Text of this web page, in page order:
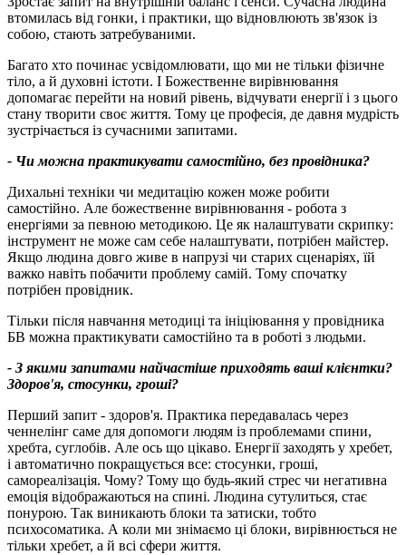
втомилась від гонки, і практики, що відновлюють зв'язок із
собою, стають затребуваними.
Багато хто починає усвідомлювати, що ми не тільки фізичне
тіло, а й духовні істоти. І Божественне вирівнювання
допомагає перейти на новий рівень, відчувати енергії і з цього
стану творити своє життя. Тому це професія, де давня мудрість
зустрічається із сучасними запитами.
- Чи можна практикувати самостійно, без провідника?
Дихальні техніки чи медитацію кожен може робити
самостійно. Але божественне вирівнювання - робота з
енергіями за певною методикою. Це як налаштувати скрипку:
інструмент не може сам себе налаштувати, потрібен майстер.
Якщо людина довго живе в напрузі чи старих сценаріях, їй
важко навіть побачити проблему самій. Тому спочатку
потрібен провідник.
Тільки після навчання методиці та ініціювання у провідника
БВ можна практикувати самостійно та в роботі з людьми.
- З якими запитами найчастіше приходять ваші клієнтки?
Здоров'я, стосунки, гроші?
Перший запит - здоров'я. Практика передавалась через
ченнелінг саме для допомоги людям із проблемами спини,
хребта, суглобів. Але ось що цікаво. Енергії заходять у хребет,
і автоматично покращується все: стосунки, гроші,
самореалізація. Чому? Тому що будь-який стрес чи негативна
емоція відображаються на спині. Людина сутулиться, стає
понурою. Так виникають блоки та затиски, тобто
психосоматика. А коли ми знімаємо ці блоки, вирівнюється не
тільки хребет, а й всі сфери життя.